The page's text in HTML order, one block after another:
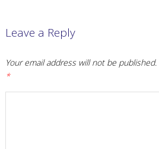
Leave a Reply
Your email address will not be published.
*